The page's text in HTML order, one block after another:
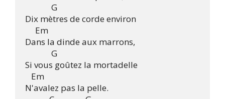
Dix mètres de corde environ
     Em
Dans la dinde aux marrons,
Si vous goûtez la mortadelle
   Em
N'avalez pas la pelle.